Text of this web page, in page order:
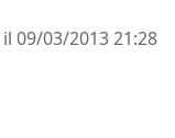
09/03/2013 21:28